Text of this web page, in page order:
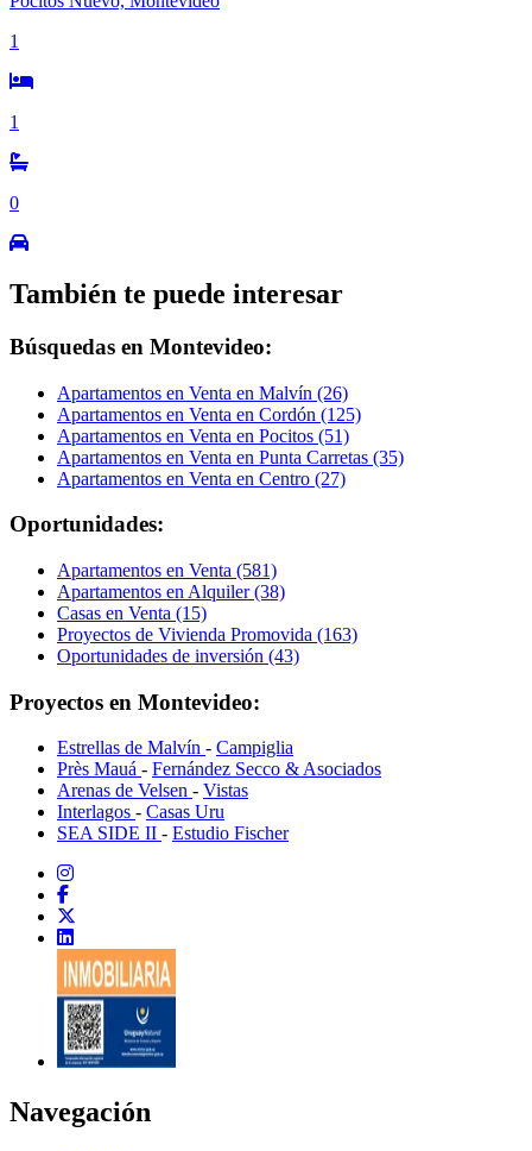
1
1
0
También te puede interesar
Búsquedas en Montevideo:
Apartamentos en Venta en Malvín (26)
Apartamentos en Venta en Cordón (125)
Apartamentos en Venta en Pocitos (51)
Apartamentos en Venta en Punta Carretas (35)
Apartamentos en Venta en Centro (27)
Oportunidades:
Apartamentos en Venta (581)
Apartamentos en Alquiler (38)
Casas en Venta (15)
Proyectos de Vivienda Promovida (163)
Oportunidades de inversión (43)
Proyectos en Montevideo:
Estrellas de Malvín - Campiglia
Près Mauá - Fernández Secco & Asociados
Arenas de Velsen - Vistas
Interlagos - Casas Uru
SEA SIDE II - Estudio Fischer
Navegación